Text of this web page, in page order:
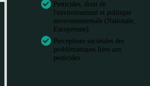
Pesticides, droit de
l'environnement et politique
environnementale (Nationale,
Européenne)
Perceptions sociétales des
problématiques liées aux
pesticides